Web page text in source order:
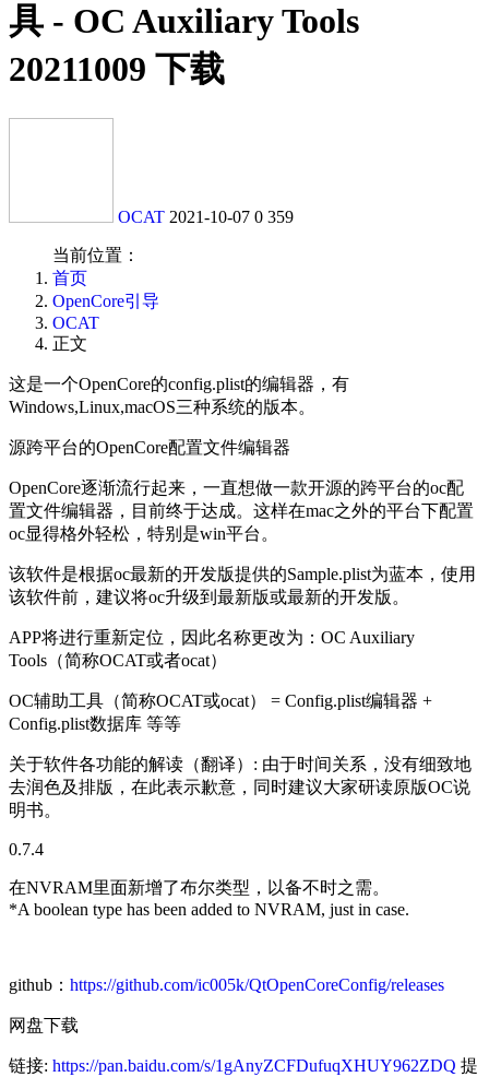
具 - OC Auxiliary Tools
20211009 下载
OCAT 2021-10-07 0 359
当前位置：
首页
OpenCore引导
OCAT
正文
这是一个OpenCore的config.plist的编辑器，有
Windows,Linux,macOS三种系统的版本。
源跨平台的OpenCore配置文件编辑器
OpenCore逐渐流行起来，一直想做一款开源的跨平台的oc配
置文件编辑器，目前终于达成。这样在mac之外的平台下配置
oc显得格外轻松，特别是win平台。
该软件是根据oc最新的开发版提供的Sample.plist为蓝本，使用
该软件前，建议将oc升级到最新版或最新的开发版。
APP将进行重新定位，因此名称更改为：OC Auxiliary
Tools（简称OCAT或者ocat）
OC辅助工具（简称OCAT或ocat） = Config.plist编辑器 +
Config.plist数据库 等等
关于软件各功能的解读（翻译）: 由于时间关系，没有细致地
去润色及排版，在此表示歉意，同时建议大家研读原版OC说
明书。
0.7.4
在NVRAM里面新增了布尔类型，以备不时之需。
*A boolean type has been added to NVRAM, just in case.
github： https://github.com/ic005k/QtOpenCoreConfig/releases
网盘下载
链接: https://pan.baidu.com/s/1gAnyZCFDufuqXHUY962ZDQ 提